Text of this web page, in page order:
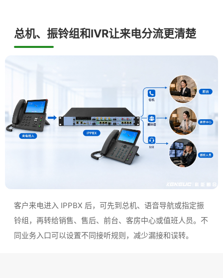
总机、振铃组和IVR让来电分流更清楚
客户来电进入 IPPBX 后，可先到总机、语音导航或指定振
铃组，再转给销售、售后、前台、客房中心或值班人员。不
同业务入口可以设置不同接听规则，减少漏接和误转。